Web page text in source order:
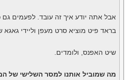
אבל אתה יודע איך זה עובד. לפעמים גם
בראד פיט מוציא סרט מעפן וליידי
שיט האפנס, ולומדים.
מה שמוביל אותנו למסר השלישי של